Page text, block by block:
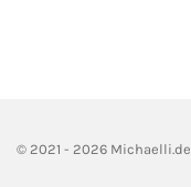
© 2021 - 2026 Michaelli.de